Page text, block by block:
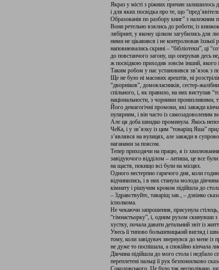
Якраз у місті з ріжних причин залишилось
і для яких посвідка про те, що
Образованія по разбору книг” з належним
Вони ретельно взялись до роботи; із
лябіринт, у якому цілком загубились для
ними не ціка­вився і не контролював їхньої
наповнювались скрині – “бібліотеки”, ці
до повстанчого загону, що оперував десь
ж посвідкою приходив зовсім інший, якого
Таким робом у нас установився зв’я­зок з
Ще не було ні масових арештів, ні
“дворніков”, домовласників, сестер-
спільного, і, як правило, на них виступав
національности, з чорними пронизливими,
Його демагогічні промови, які завжди
пулярним, і він часто із самозадоволеним
Але ця доба швидко проминула. Якось
ЧеКа, і у зв’язку із цим “товаріщ Яша”
з’являвся на вулицях, але завжди в
наганами за поясом.
Тепер приходячи на працю, я із
завідуючого відділом – латиша, це все
на щастя, покищо всі були на міс­цях.
Одного нестерпно гарячого дня, коли
відчинились, і в них станула молода
кімнату і рішучим кроком підійшла до
– Здравствуйтє, таваріщ зав., – дзвінко
ісполкома.
Не чекаючи запрошення, присунула
“гімнастьорку”, і, одним рухом скинувши
хустку, почала давати детальний звіт із
Увесь її типово большевицький вигляд і
тому, коли завідувач звернувся до мене із
не дуже то поспішала, а спокійно кінчала
Дівчина підійшла до мого стола і недбало
переплетені пальці її рук безпомилково
Соколовського. Це було так несподівано,